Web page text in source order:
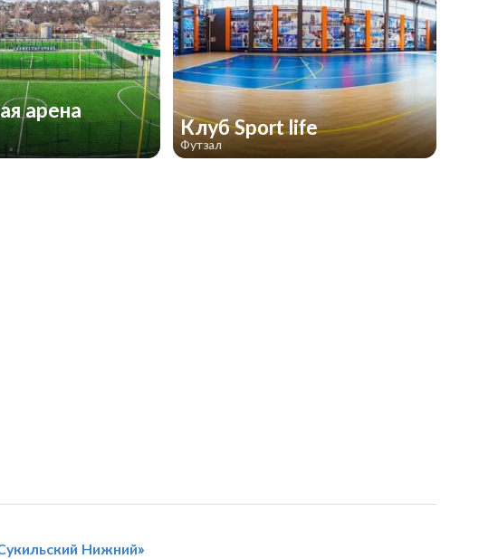
арена
Клуб Sport life
Футзал
Нижний»